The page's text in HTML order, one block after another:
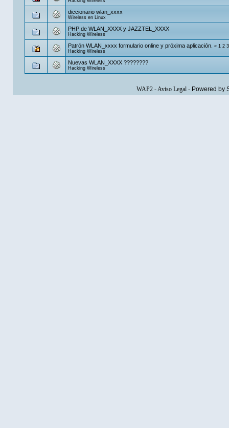
diccionario wlan_xxxx
Wireless en Linux
PHP de WLAN_XXXX y JAZZTEL_XXXX
Hacking Wireless
Patrón WLAN_xxxx formulario online y próxima aplicación. «1 2 3
Hacking Wireless
Nuevas WLAN_XXXX ????????
Hacking Wireless
WAP2-Aviso Legal- Powered by